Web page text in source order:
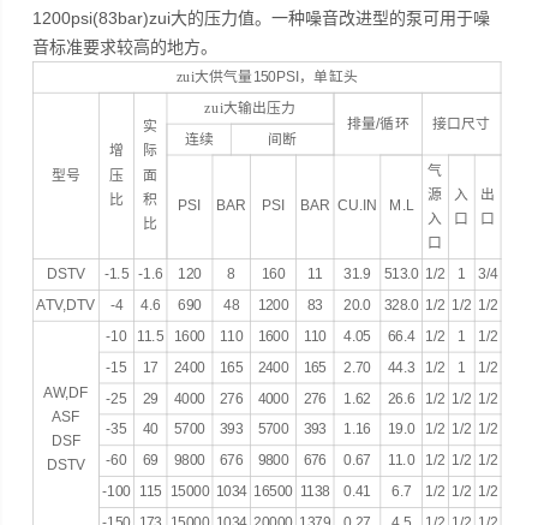
1200psi(83bar)zui大的压力值。一种噪音改进型的泵可用于噪
音标准要求较高的地方。
zui大供气量 150PSI ，单缸头
型号
增
压
比
实
际
面
积
比
zui大输出压力
排量/循环
接口尺寸
连续
间断
PSI BAR PSI BAR CU.IN M.L
气
源
入
口
入
口
出
口
DSTV -1.5 -1.6 120 8 160 11 31.9 513.0 1/2 1
3/4
ATV,DTV
-4 4.6 690 48 1200 83 20.0 328.0 1/2 1/2 1/2
AW,DF
ASF
DSF
DSTV
-10 11.5 1600 110 1600 110 4.05 66.4 1/2 1 1/2
-15 17 2400 165 2400 165 2.70 44.3 1/2 1 1/2
-25 29 4000 276 4000 276 1.62 26.6 1/2 1/2 1/2
-35 40 5700 393 5700 393 1.16 19.0 1/2 1/2 1/2
-60 69 9800 676 9800 676 0.67 11.0 1/2 1/2 1/2
-100 115 15000 1034 16500 1138 0.41 6.7 1/2 1/2 1/2